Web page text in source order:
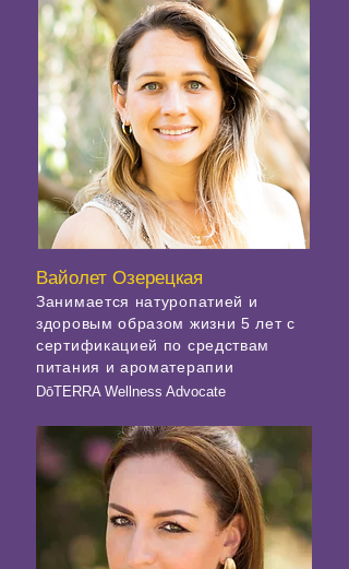
Вайолет Озерецкая
Занимается натуропатией и
здоровым образом жизни 5 лет с
сертификацией по средствам
питания и ароматерапии
DōTERRA Wellness Advocate